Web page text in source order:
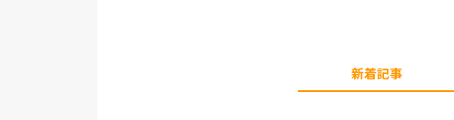
新着記事